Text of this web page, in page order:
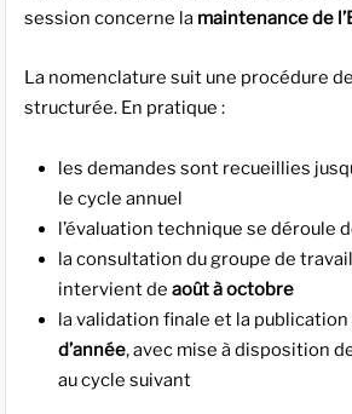
session concerne la maintenance de
La nomenclature suit une procédure
structurée. En pratique :
les demandes sont recueillies
le cycle annuel
l’évaluation technique se déroule
la consultation du groupe de
intervient deaoût à octobre
la validation finale et la
d’année, avec mise à disposition
au cycle suivant